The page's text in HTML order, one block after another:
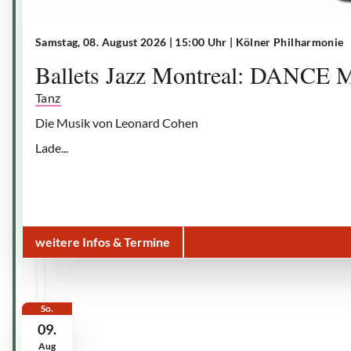
Samstag, 08. August 2026 | 15:00 Uhr | Kölner Philharmonie
Ballets Jazz Montreal: DANCE
Tanz
Die Musik von Leonard Cohen
Lade...
weitere Infos & Termine
So.
09.
Aug